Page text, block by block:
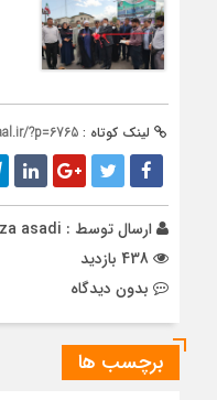
لینک کوتاه : ?p=6765
ارسال توسط : asadi
بدون دیدگاه
برچسب ها